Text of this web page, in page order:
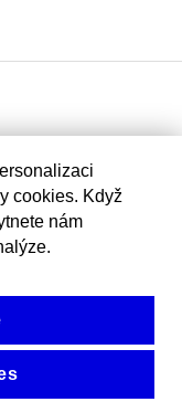
cookies. Když
nám